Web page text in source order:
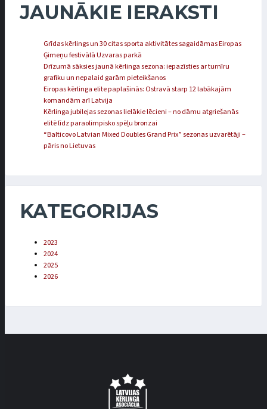
JAUNĀKIE IERAKSTI
Grīdas kērlings un 30 citas sporta aktivitātes sagaidāmas Eiropas
Ģimeņu festivālā Uzvaras parkā
Drīzumā sāksies jaunā kērlinga sezona: iepazīsties ar turnīru
grafiku un nepalaid garām pieteikšanos
Eiropas kērlinga elite paplašinās: Ostravā starp 12 labākajām
komandām arī Latvija
Kērlinga jubilejas sezonas lielākie lēcieni – no dāmu atgriešanās
elitē līdz paraolimpisko spēļu bronzai
“Balticovo Latvian Mixed Doubles Grand Prix” sezonas uzvarētāji –
pāris no Lietuvas
KATEGORIJAS
2023
2024
2025
2026